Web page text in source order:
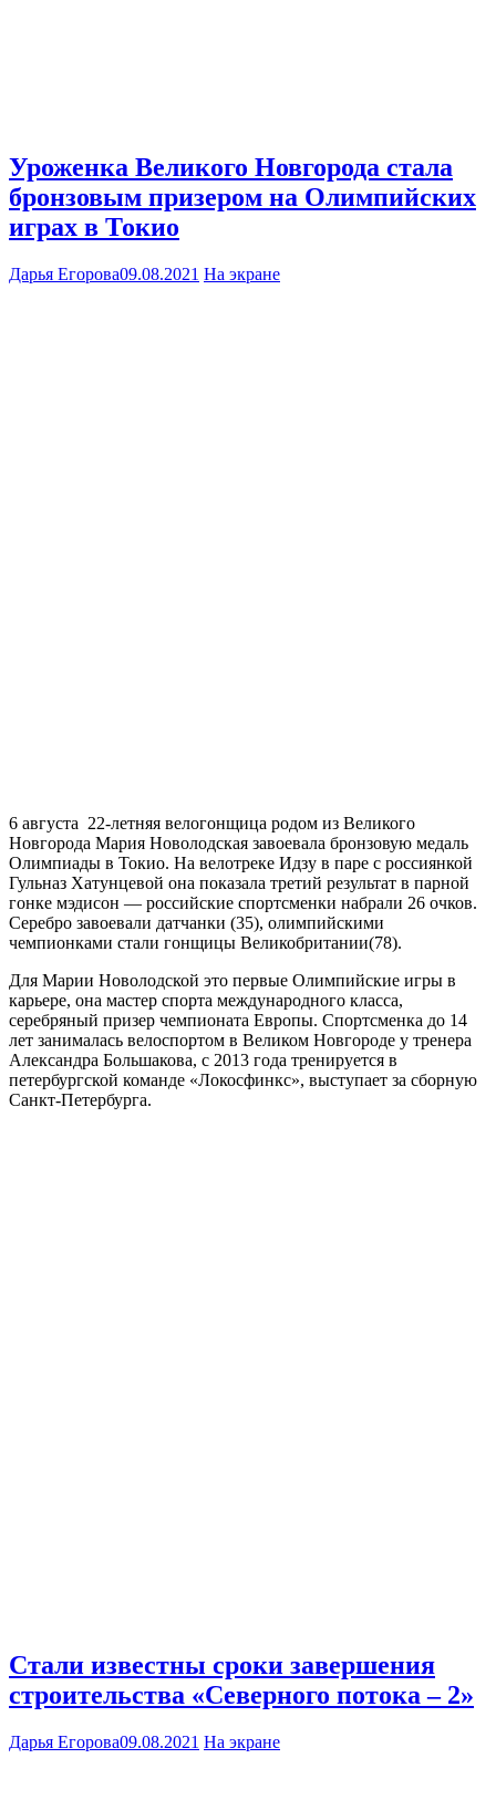
Уроженка Великого Новгорода стала
бронзовым призером на Олимпийских
играх в Токио
Дарья Егорова09.08.2021 На экране
6 августа 22-летняя велогонщица родом из Великого
Новгорода Мария Новолодская завоевала бронзовую медаль
Олимпиады в Токио. На велотреке Идзу в паре с россиянкой
Гульназ Хатунцевой она показала третий результат в парной
гонке мэдисон — российские спортсменки набрали 26 очков.
Серебро завоевали датчанки (35), олимпийскими
чемпионками стали гонщицы Великобритании(78).
Для Марии Новолодской это первые Олимпийские игры в
карьере, она мастер спорта международного класса,
серебряный призер чемпионата Европы. Спортсменка до 14
лет занималась велоспортом в Великом Новгороде у тренера
Александра Большакова, с 2013 года тренируется в
петербургской команде «Локосфинкс», выступает за сборную
Санкт-Петербурга.
Стали известны сроки завершения
строительства «Северного потока – 2»
Дарья Егорова09.08.2021 На экране